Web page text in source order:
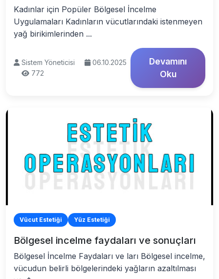
Kadınlar için Popüler Bölgesel İncelme
Uygulamaları Kadınların vücutlarındaki istenmeyen
yağ birikimlerinden ...
Sistem Yöneticisi
06.10.2025
772
Devamını
Oku
Vücut Estetiği Yüz Estetiği
Bölgesel incelme faydaları ve sonuçları
Bölgesel İncelme Faydaları ve ları Bölgesel incelme,
vücudun belirli bölgelerindeki yağların azaltılması